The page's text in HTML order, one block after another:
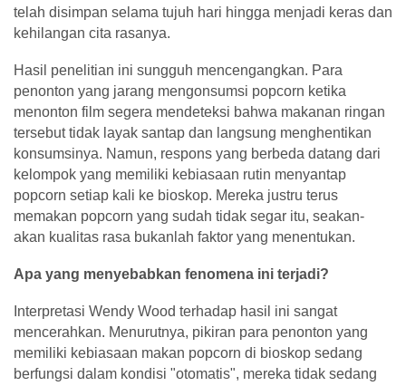
telah disimpan selama tujuh hari hingga menjadi keras dan
kehilangan cita rasanya.
Hasil penelitian ini sungguh mencengangkan. Para
penonton yang jarang mengonsumsi popcorn ketika
menonton film segera mendeteksi bahwa makanan ringan
tersebut tidak layak santap dan langsung menghentikan
konsumsinya. Namun, respons yang berbeda datang dari
kelompok yang memiliki kebiasaan rutin menyantap
popcorn setiap kali ke bioskop. Mereka justru terus
memakan popcorn yang sudah tidak segar itu, seakan-
akan kualitas rasa bukanlah faktor yang menentukan.
Apa yang menyebabkan fenomena ini terjadi?
Interpretasi Wendy Wood terhadap hasil ini sangat
mencerahkan. Menurutnya, pikiran para penonton yang
memiliki kebiasaan makan popcorn di bioskop sedang
berfungsi dalam kondisi "otomatis", mereka tidak sedang